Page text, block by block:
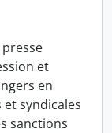
et
en
syndicales
sanctions